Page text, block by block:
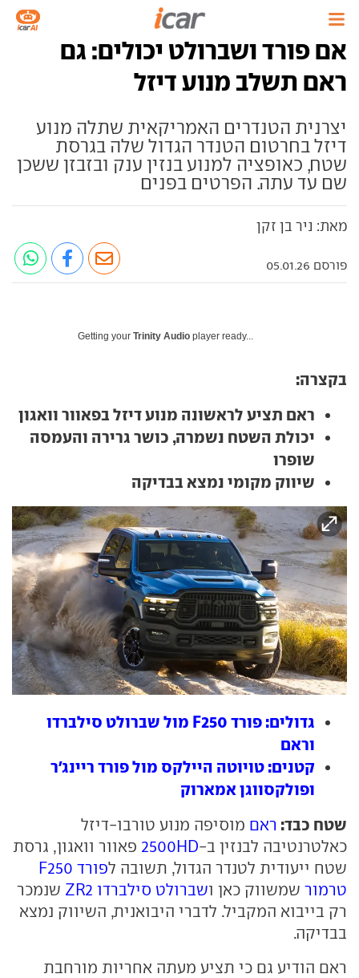
אם פורד ושברולט יכולים: גם
ראם תשלב מנוע דיזל
יצרנית הטנדרים האמריקאית שתלה מנוע
דיזל בחרטום הטנדר הגדול שלה בגרסת
שטח, כאופציה למנוע בנזין ענק ובזבזן ששכן
שם עד עתה. הפרטים בפנים
מאת: ניר בן זקן
פורסם 05.01.26
Getting your Trinity Audio player ready...
בקצרה:
ראם תציע לראשונה מנוע דיזל בפאוור וואגון
יכולת השטח נשמרה, כושר גרירה והעמסה
שופרו
שיווק מקומי נמצא בבדיקה
גדולים: פורד F250 מול שברולט סילברדו
וראם
קטנים: טויוטה היילקס מול פורד ריינג'ר
ופולקסווגן אמארוק
שטח כבד: ראם מוסיפה מנוע טורבו-דיזל
כאלטרנטיבה לבנזין ב-2500HD פאוור וואגון, גרסת
שטח ייעודית לטנדר הגדול, תשובה ל
פורד F250
טרמור שמשווק כאן ושברולט סילברדו ZR2
שנמכר
רק בייבוא המקביל. לדברי היבואנית, השיווק נמצא
בבדיקה.
ראם הודיע גם כי תציע מעתה אחריות מורחבת